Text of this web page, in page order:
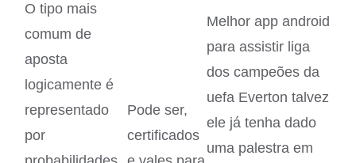
O tipo mais
comum de
aposta
logicamente é
representado
por
Pode ser,
certificados
Melhor app android
para assistir liga
dos campeões da
uefa Everton talvez
ele já tenha dado
uma palestra em